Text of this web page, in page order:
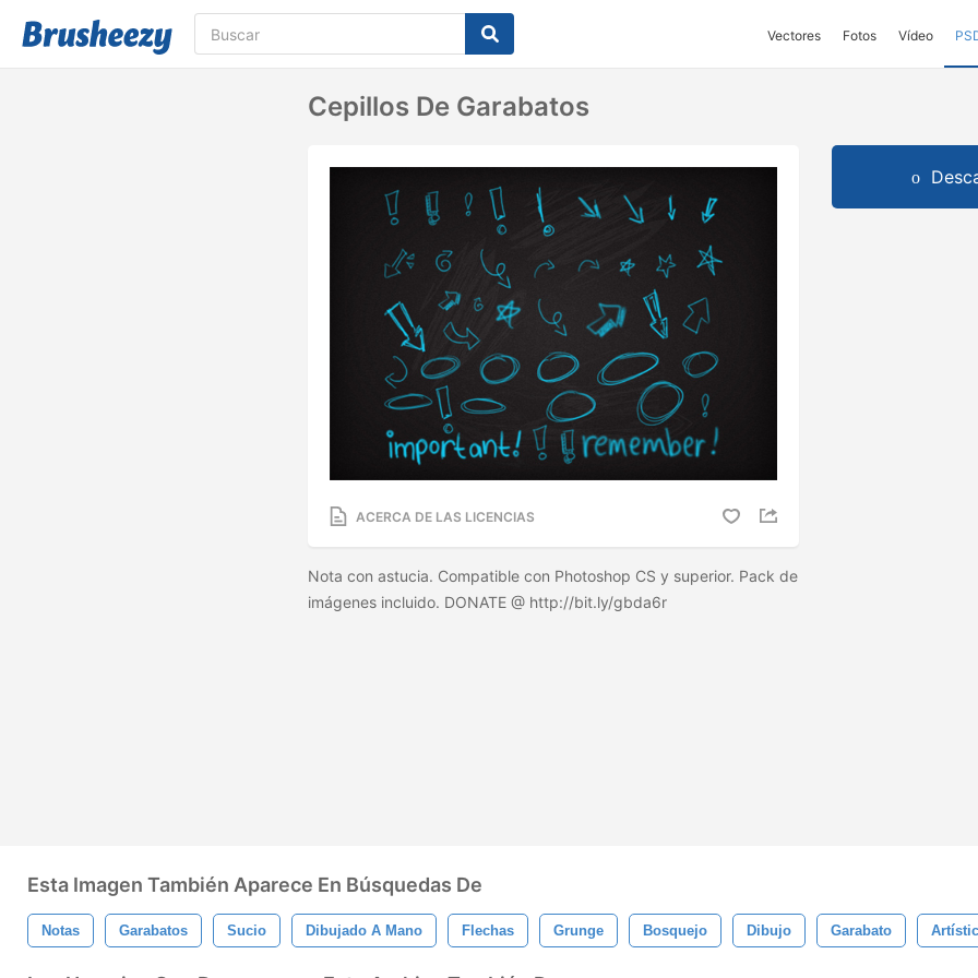
Vectores Fotos Vídeo
Cepillos De Garabatos
ACERCA DE LAS LICENCIAS
Nota con astucia. Compatible con Photoshop CS y superior. Pack de
imágenes incluido. DONATE @ http://bit.ly/gbda6r
Esta Imagen También Aparece En Búsquedas De
Notas Garabatos Sucio Dibujado A Mano Flechas Grunge Bosquejo Dibujo Garabato